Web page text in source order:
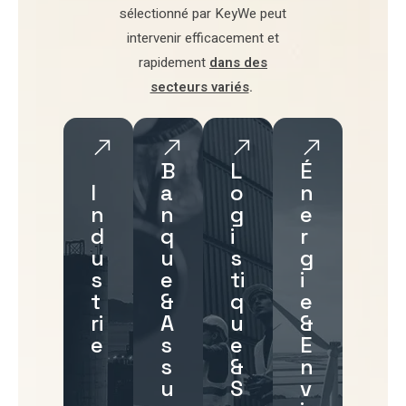
sélectionné par KeyWe peut
intervenir efficacement et
rapidement dans des
secteurs variés.
I
n
d
u
s
t
ri
e
B
a
n
q
u
e
&
A
s
s
u
L
o
g
i
s
ti
q
u
e
&
S
É
n
e
r
g
i
e
&
E
n
v